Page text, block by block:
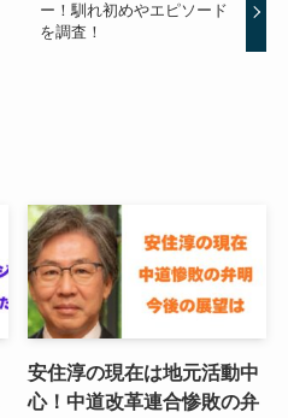
ー！馴れ初めやエピソード
を調査！
安住淳の現在は地元活動中
心！中道改革連合惨敗の弁